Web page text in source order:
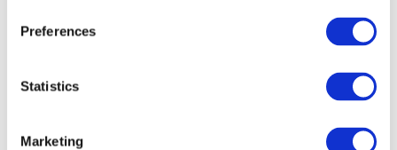
Preferences
Statistics
Marketing